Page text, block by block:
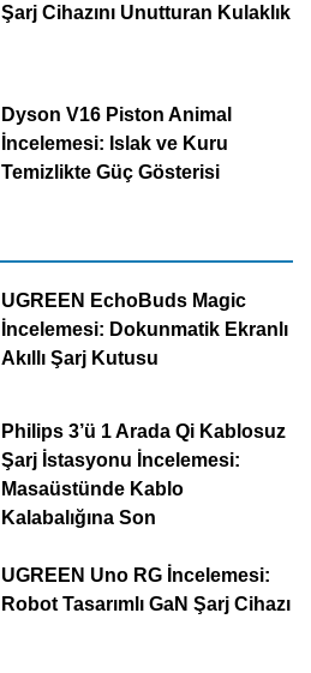
Şarj Cihazını Unutturan Kulaklık
Dyson V16 Piston Animal
İncelemesi: Islak ve Kuru
Temizlikte Güç Gösterisi
UGREEN EchoBuds Magic
İncelemesi: Dokunmatik Ekranlı
Akıllı Şarj Kutusu
Philips 3’ü 1 Arada Qi Kablosuz
Şarj İstasyonu İncelemesi:
Masaüstünde Kablo
Kalabalığına Son
UGREEN Uno RG İncelemesi:
Robot Tasarımlı GaN Şarj Cihazı